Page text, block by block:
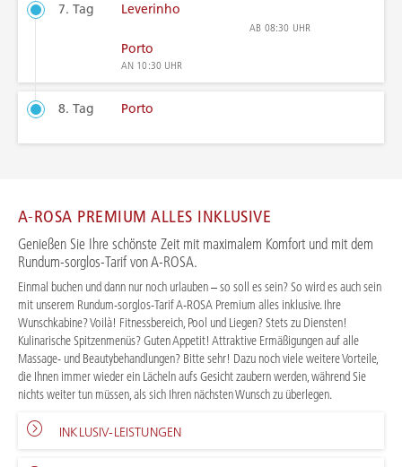
7. Tag Leverinho
AB 08:30 UHR
Porto
AN 10:30 UHR
8. Tag Porto
A-ROSA PREMIUM ALLES INKLUSIVE
Genießen Sie Ihre schönste Zeit mit maximalem Komfort und mit dem
Rundum-sorglos-Tarif von A-ROSA.
Einmal buchen und dann nur noch urlauben – so soll es sein? So wird es auch sein
mit unserem Rundum-sorglos-Tarif A-ROSA Premium alles inklusive. Ihre
Wunschkabine? Voilà! Fitnessbereich, Pool und Liegen? Stets zu Diensten!
Kulinarische Spitzenmenüs? Guten Appetit! Attraktive Ermäßigungen auf alle
Massage- und Beautybehandlungen? Bitte sehr! Dazu noch viele weitere Vorteile,
die Ihnen immer wieder ein Lächeln aufs Gesicht zaubern werden, während Sie
nichts weiter tun müssen, als sich Ihren nächsten Wunsch zu überlegen.
INKLUSIV-LEISTUNGEN